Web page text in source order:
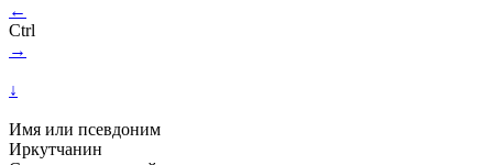
←
Ctrl
→
↓
Имя или псевдоним
Иркутчанин